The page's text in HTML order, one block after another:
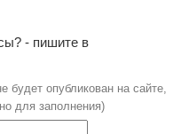
- пишите в
будет опубликован на сайте,
для заполнения)